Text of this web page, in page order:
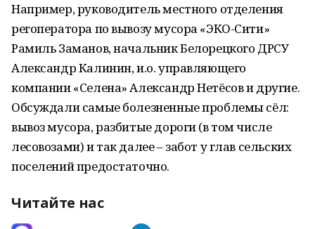
Например, руководитель местного отделения
регоператора по вывозу мусора «ЭКО-Сити»
Рамиль Заманов, начальник Белорецкого ДРСУ
Александр Калинин, и.о. управляющего
компании «Селена» Александр Нетёсов и другие.
Обсуждали самые болезненные проблемы сёл:
вывоз мусора, разбитые дороги (в том числе
лесовозами) и так далее – забот у глав сельских
поселений предостаточно.
Читайте нас